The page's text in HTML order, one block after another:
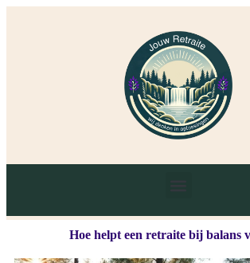
Hoe helpt een retraite bij balans